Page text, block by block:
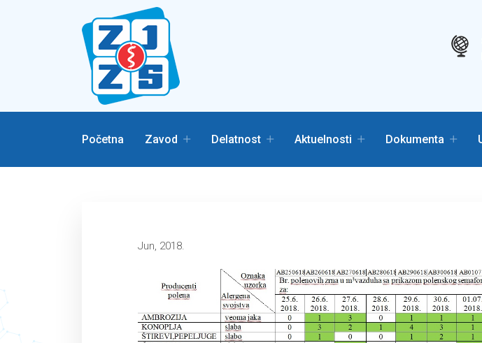
Početna Zavod Delatnost Aktuelnosti Dokumenta
Jun, 2018.